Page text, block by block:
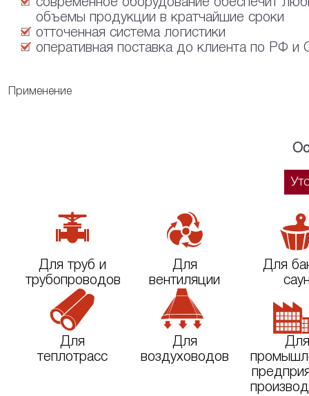
современное оборудование обеспечит
объемы продукции в кратчайшие сроки
отточенная система логистики
оперативная поставка до клиента по РФ и
Применение
Для труб и
трубопроводов
Для
вентиляции
Для
Для
теплотрасс
Для
воздуховодов
Для